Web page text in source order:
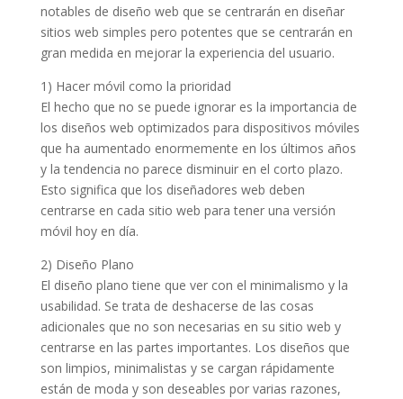
notables de diseño web que se centrarán en diseñar
sitios web simples pero potentes que se centrarán en
gran medida en mejorar la experiencia del usuario.
1) Hacer móvil como la prioridad
El hecho que no se puede ignorar es la importancia de
los diseños web optimizados para dispositivos móviles
que ha aumentado enormemente en los últimos años
y la tendencia no parece disminuir en el corto plazo.
Esto significa que los diseñadores web deben
centrarse en cada sitio web para tener una versión
móvil hoy en día.
2) Diseño Plano
El diseño plano tiene que ver con el minimalismo y la
usabilidad. Se trata de deshacerse de las cosas
adicionales que no son necesarias en su sitio web y
centrarse en las partes importantes. Los diseños que
son limpios, minimalistas y se cargan rápidamente
están de moda y son deseables por varias razones,